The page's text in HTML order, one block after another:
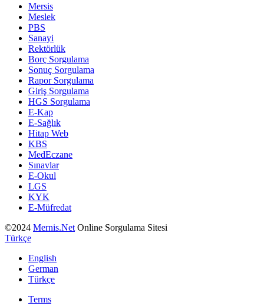
Mersis
Meslek
PBS
Sanayi
Rektörlük
Borç Sorgulama
Sonuç Sorgulama
Rapor Sorgulama
Giriş Sorgulama
HGS Sorgulama
E-Kap
E-Sağlık
Hitap Web
KBS
MedEczane
Sınavlar
E-Okul
LGS
KYK
E-Müfredat
©2024 Mernis.Net Online Sorgulama Sitesi
Türkçe
English
German
Türkçe
Terms